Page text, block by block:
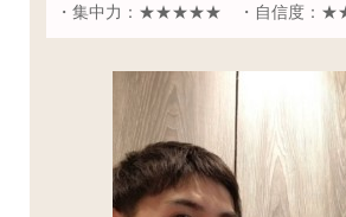
・集中力：★★★★★ ・自信度